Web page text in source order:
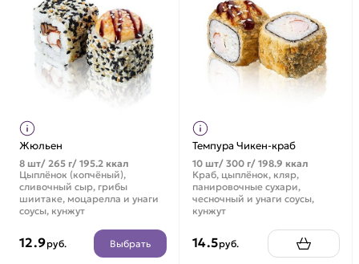
Жюльен
8 шт/ 265 г/ 195.2 ккал
Цыплёнок (копчёный),
сливочный сыр, грибы
шиитаке, моцарелла и унаги
соусы, кунжут
12.9руб. Выбрать
Темпура Чикен-краб
10 шт/ 300 г/ 198.9 ккал
Краб, цыплёнок, кляр,
панировочные сухари,
чесночный и унаги соусы,
кунжут
14.5руб.